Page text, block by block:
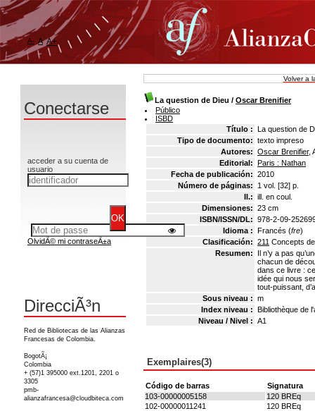
Volver a
La question de Dieu / Oscar Brenifier
Público
ISBD
Título : La question de
Tipo de documento: texto impreso
Autores: Oscar Brenifier,
Editorial: Paris : Nathan
Fecha de publicación: 2010
Número de páginas:
1 vol. [32] p.
Il.: ill. en coul.
Dimensiones: 23 cm
ISBN/ISSN/DL: 978-2-09-
Idioma : Francés (fre)
Clasificación: 211 Concepts
Resumen:
Il n’y a pas
chacun de
dans ce livre :
idée qui nous
tout-puissant,
Sous niveau : m
Index niveau : Bibliothèque de
Niveau / Nivel : A1
Exemplaires(3)
Código de barras
Signatura
103-00000005158
120 BREq
102-00000011241
120 BREq
A- A A+
Conectarse
acceder a su cuenta de
usuario
OlvidÃ© mi contraseÃ±a
DirecciÃ³n
Red de Bibliotecas de las Alianzas
Francesas de Colombia.
BogotÃ¡
Colombia
+ (57)1 395000 ext.1201, 2201 o
3305
pmb-
alianzafrancesa@cloudbiteca.com